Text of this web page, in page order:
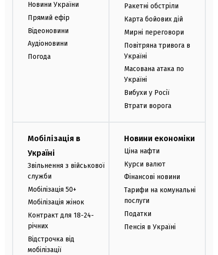
Новини України
Прямий ефір
Відеоновини
Аудіоновини
Погода
Ракетні обстріли
Карта бойових дій
Мирні переговори
Повітряна тривога в
Україні
Масована атака по
Україні
Вибухи у Росії
Втрати ворога
Мобілізація в
Україні
Звільнення з військової
служби
Мобілізація 50+
Мобілізація жінок
Контракт для 18-24-
річних
Відстрочка від
мобілізації
Новини економіки
Ціна нафти
Курси валют
Фінансові новини
Тарифи на комунальні
послуги
Податки
Пенсія в Україні